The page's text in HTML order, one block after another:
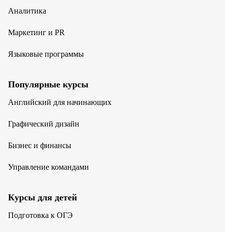
Аналитика
Маркетинг и PR
Языковые программы
Популярные курсы
Английский для начинающих
Графический дизайн
Бизнес и финансы
Управление командами
Курсы для детей
Подготовка к ОГЭ